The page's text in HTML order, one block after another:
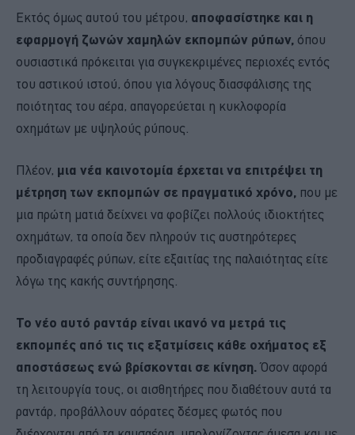
Εκτός όμως αυτού του μέτρου, αποφασίστηκε και η
εφαρμογή ζωνών χαμηλών εκπομπών ρύπων, όπου
ουσιαστικά πρόκειται για συγκεκριμένες περιοχές εντός
του αστικού ιστού, όπου για λόγους διασφάλισης της
ποιότητας του αέρα, απαγορεύεται η κυκλοφορία
οχημάτων με υψηλούς ρύπους.
Πλέον, μια νέα καινοτομία έρχεται να επιτρέψει τη
μέτρηση των εκπομπών σε πραγματικό χρόνο, που με
μια πρώτη ματιά δείχνει να φοβίζει πολλούς ιδιοκτήτες
οχημάτων, τα οποία δεν πληρούν τις αυστηρότερες
προδιαγραφές ρύπων, είτε εξαιτίας της παλαιότητας είτε
λόγω της κακής συντήρησης.
Το νέο αυτό ραντάρ είναι ικανό να μετρά τις
εκπομπές από τις τις εξατμίσεις κάθε οχήματος εξ
αποστάσεως ενώ βρίσκονται σε κίνηση. Όσον αφορά
τη λειτουργία τους, οι αισθητήρες που διαθέτουν αυτά τα
ραντάρ, προβάλλουν αόρατες δέσμες φωτός που